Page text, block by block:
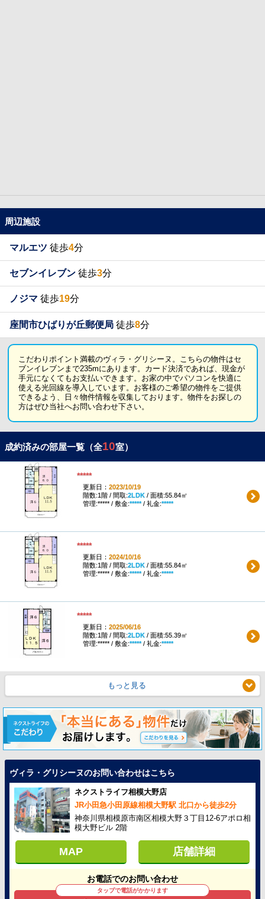
周辺施設
マルエツ 徒歩4分
セブンイレブン 徒歩3分
ノジマ 徒歩19分
座間市ひばりが丘郵便局 徒歩8分
こだわりポイント満載のヴィラ・グリシーヌ。こちらの物件はセ
ブンイレブンまで235mにあります。カード決済であれば、現金が
手元になくてもお支払いできます。お家の中でパソコンを快適に
使える光回線を導入しています。お客様のご希望の物件をご提供
できるよう、日々物件情報を収集しております。物件をお探しの
方はぜひ当社へお問い合わせ下さい。
成約済みの部屋一覧（全10室）
*****
更新日： 2023/10/19
階数:1階 / 間取:2LDK/ 面積:55.84㎡
管理:***** / 敷金:*****/ 礼金:*****
*****
更新日： 2024/10/16
階数:1階 / 間取:2LDK/ 面積:55.84㎡
管理:***** / 敷金:*****/ 礼金:*****
*****
更新日： 2025/06/16
階数:1階 / 間取:2LDK/ 面積:55.39㎡
管理:***** / 敷金:*****/ 礼金:*****
もっと見る
ヴィラ・グリシーヌのお問い合わせはこちら
ネクストライフ相模大野店
JR小田急小田原線相模大野駅 北口から徒歩2分
神奈川県相模原市南区相模大野３丁目12-6アポロ相
模大野ビル 2階
MAP 店舗詳細
お電話でのお問い合わせ
タップで電話がかかります